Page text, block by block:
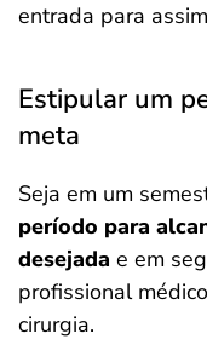
entrada para
Estipular um
meta
Seja em um
período para
desejada e em
profissional
cirurgia.